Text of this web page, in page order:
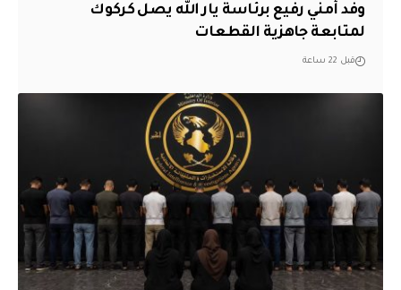
وفد أمني رفيع برئاسة يار الله يصل كركوك
لمتابعة جاهزية القطعات
قبل 22 ساعة